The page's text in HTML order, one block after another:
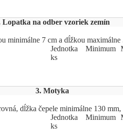
Lopatka na odber vzoriek zemín
minimálne 7 cm a dĺžkou maximálne
Jed­not­ka Mi­ni­mum
ks
3. Motyka
dĺžka čepele minimálne 130 mm,
Jed­not­ka Mi­ni­mum
ks